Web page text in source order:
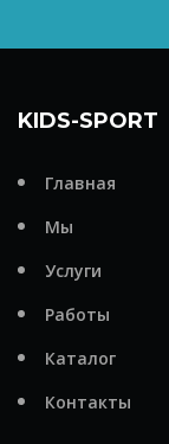
KIDS-SPORT
Главная
Мы
Услуги
Работы
Каталог
Контакты